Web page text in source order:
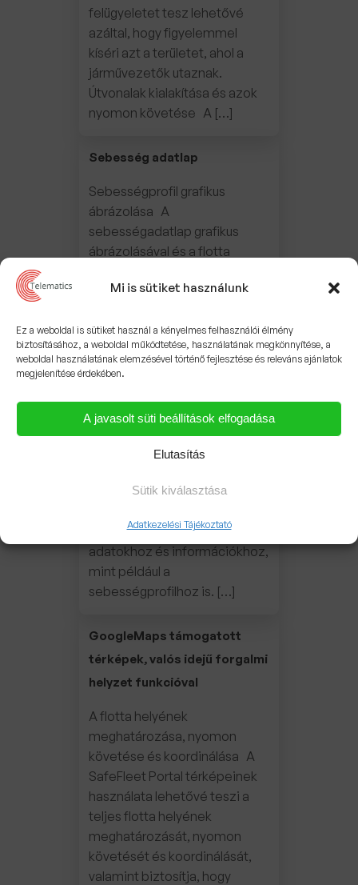
Mi is sütiket használunk
Ez a weboldal is sütiket használ a kényelmes felhasználói élmény
biztosításához, a weboldal működtetése, használatának megkönnyítése, a
weboldal használatának elemzésével történő fejlesztése és releváns ajánlatok
megjelenítése érdekében.
A javasolt süti beállítások elfogadása
Elutasítás
Sütik kiválasztása
Adatkezelési Tájékoztató
felügyeletet tesz lehetővé
azáltal, hogy figyelemmel
kíséri azt a területet, ahol a
járművezetők utaznak.
Útvonalak kialakítása és azok
nyomon követése A […]
Sebesség adatlap
Sebességprofil grafikus
ábrázolása A
sebességadatlap grafikus
ábrázolásával és a flotta
összefoglaló elemzésével
járművezetők vezetési
viselkedését és az ezzel
kapcsolatos problémák sokkal
elkerülhetők. Összetett
döntésekért A SafeFleet
hozzáférhet a GPS-alapú
biztosított összetett
adatokhoz és információkhoz,
mint például a
sebességprofilhoz is. […]
GoogleMaps támogatott
térképek, valós idejű forgalmi
helyzet funkcióval
A flotta helyének
meghatározása, nyomon
követése és koordinálása A
SafeFleet Portal térképeinek
használata lehetővé teszi a
teljes flotta helyének
meghatározását, nyomon
követését és koordinálását,
valamint biztosítja, hogy